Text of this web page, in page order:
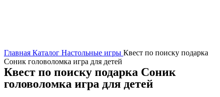
Главная Каталог Настольные игры Квест по поиску подарка
Соник головоломка игра для детей
Квест по поиску подарка Соник
головоломка игра для детей